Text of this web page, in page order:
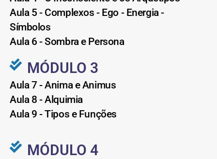
Aula 5 - Complexos - Ego - Energia -
Símbolos
Aula 6 - Sombra e Persona
MÓDULO 3
Aula 7 - Anima e Animus
Aula 8 - Alquimia
Aula 9 - Tipos e Funções
MÓDULO 4